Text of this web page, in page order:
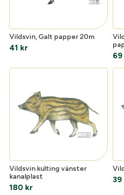
Vildsvin, Galt papper 20m
41 kr
69
Vildsvin kulting vänster
kanalplast
180 kr
39
Lösenord:*
Glömt lösenord?
Skapa konto och handla
Är du företag eller
konto hos oss får du
översikt över dina
uppgifter.
Ort:*
Land: